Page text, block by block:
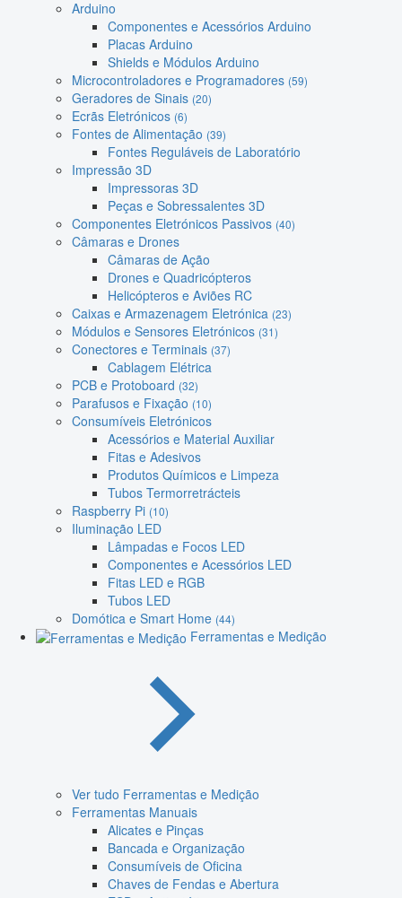
Arduino
Componentes e Acessórios Arduino
Placas Arduino
Shields e Módulos Arduino
Microcontroladores e Programadores (59)
Geradores de Sinais (20)
Ecrãs Eletrónicos (6)
Fontes de Alimentação (39)
Fontes Reguláveis de Laboratório
Impressão 3D
Impressoras 3D
Peças e Sobressalentes 3D
Componentes Eletrónicos Passivos (40)
Câmaras e Drones
Câmaras de Ação
Drones e Quadricópteros
Helicópteros e Aviões RC
Caixas e Armazenagem Eletrónica (23)
Módulos e Sensores Eletrónicos (31)
Conectores e Terminais (37)
Cablagem Elétrica
PCB e Protoboard (32)
Parafusos e Fixação (10)
Consumíveis Eletrónicos
Acessórios e Material Auxiliar
Fitas e Adesivos
Produtos Químicos e Limpeza
Tubos Termorretrácteis
Raspberry Pi (10)
Iluminação LED
Lâmpadas e Focos LED
Componentes e Acessórios LED
Fitas LED e RGB
Tubos LED
Domótica e Smart Home (44)
Ferramentas e Medição
Ver tudo Ferramentas e Medição
Ferramentas Manuais
Alicates e Pinças
Bancada e Organização
Consumíveis de Oficina
Chaves de Fendas e Abertura